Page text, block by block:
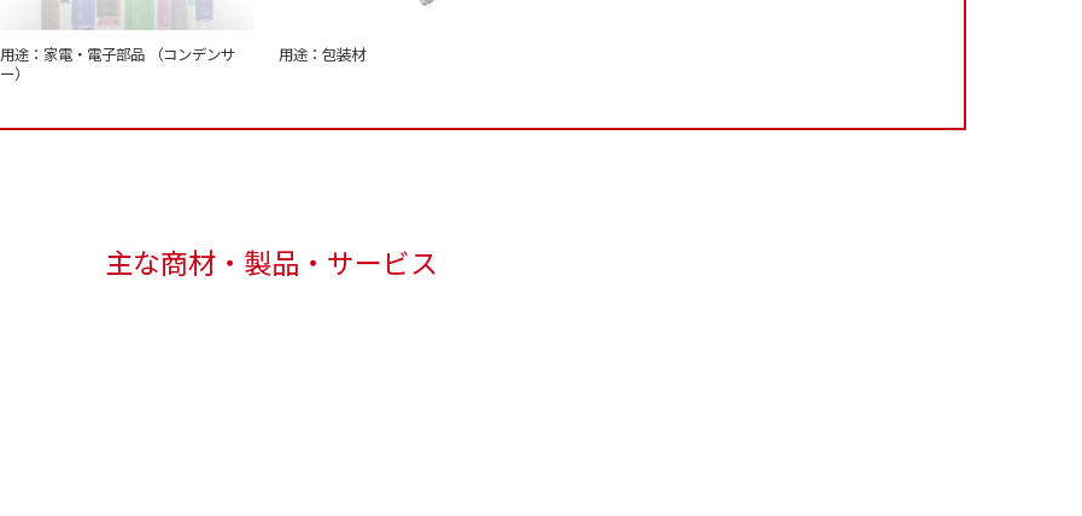
用途：家電・電子部品 （コンデンサ
ー）
用途：包装材
主な商材・製品・サービス